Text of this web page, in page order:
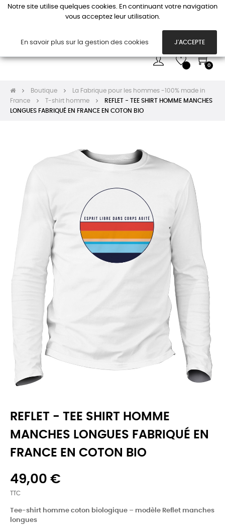
la
0
Boutique
La Fabrique pour les hommes -100% made in
France
T-shirt homme
REFLET - TEE SHIRT HOMME MANCHES
LONGUES FABRIQUÉ EN FRANCE EN COTON BIO
REFLET - TEE SHIRT HOMME
MANCHES LONGUES FABRIQUÉ EN
FRANCE EN COTON BIO
49,00 €
TTC
Tee-shirt homme coton biologique – modèle Reflet manches
longues
Notre site utilise quelques cookies. En continuant votre navigation
vous acceptez leur utilisation.
En savoir plus sur la gestion des cookies J'ACCEPTE